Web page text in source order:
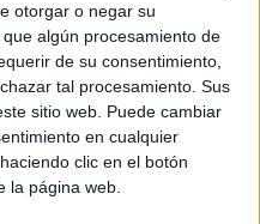
otorgar o negar su
algún procesamiento de
de su consentimiento,
tal procesamiento. Sus
sitio web. Puede cambiar
en cualquier
clic en el botón
la página web.
,autocontrol,
,juegos
,memoria de